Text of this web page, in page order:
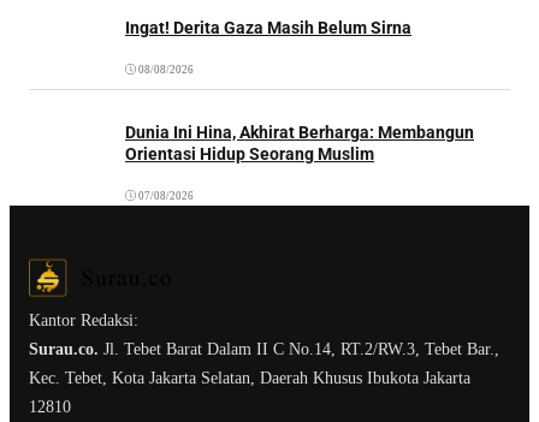
Ingat! Derita Gaza Masih Belum Sirna
08/08/2026
Dunia Ini Hina, Akhirat Berharga: Membangun
Orientasi Hidup Seorang Muslim
07/08/2026
Kantor Redaksi:
Surau.co. Jl. Tebet Barat Dalam II C No.14, RT.2/RW.3, Tebet Bar.,
Kec. Tebet, Kota Jakarta Selatan, Daerah Khusus Ibukota Jakarta
12810